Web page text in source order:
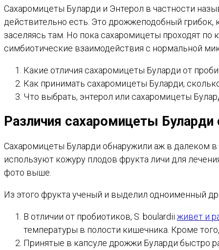
Сахаромицеты Буларди и Энтерол в частности
действительно есть. Это дрожжеподобный грибок,
заселяясь там. Но пока сахаромицеты проходят
симбиотические взаимодействия с нормальной
Какие отличия сахаромицеты Буларди от
Как принимать сахаромицеты Буларди,
Что выбрать, энтерол или сахаромицеты
Различия сахаромицеты Буларди
Сахаромицеты Буларди обнаружили аж в далеком
используют кожуру плодов фрукта личи для
фото выше.
Из этого фрукта ученый и выделил одноименный
В отличии от пробиотиков, S. boulardii живет и
температуры в полости кишечника. Кроме
Принятые в капсуле дрожжи Буларди быстро